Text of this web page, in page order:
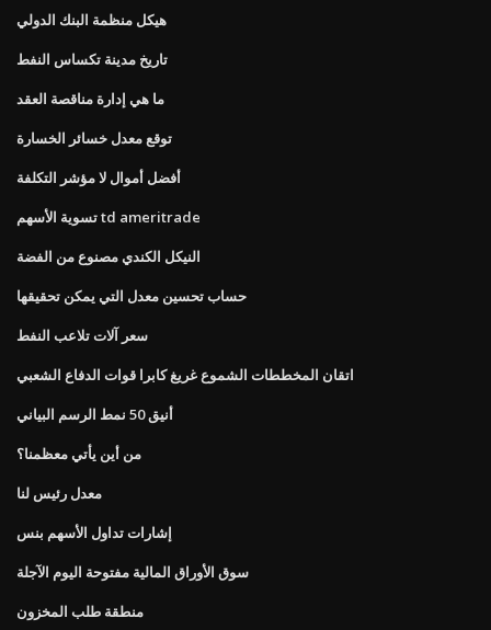
هيكل منظمة البنك الدولي
تاريخ مدينة تكساس النفط
ما هي إدارة مناقصة العقد
توقع معدل خسائر الخسارة
أفضل أموال لا مؤشر التكلفة
تسوية الأسهم td ameritrade
النيكل الكندي مصنوع من الفضة
حساب تحسين معدل التي يمكن تحقيقها
سعر آلات تلاعب النفط
اتقان المخططات الشموع غريغ كابرا قوات الدفاع الشعبي
أنيق 50 نمط الرسم البياني
من أين يأتي معظمنا؟
معدل رئيس لنا
إشارات تداول الأسهم بنس
سوق الأوراق المالية مفتوحة اليوم الآجلة
منطقة طلب المخزون